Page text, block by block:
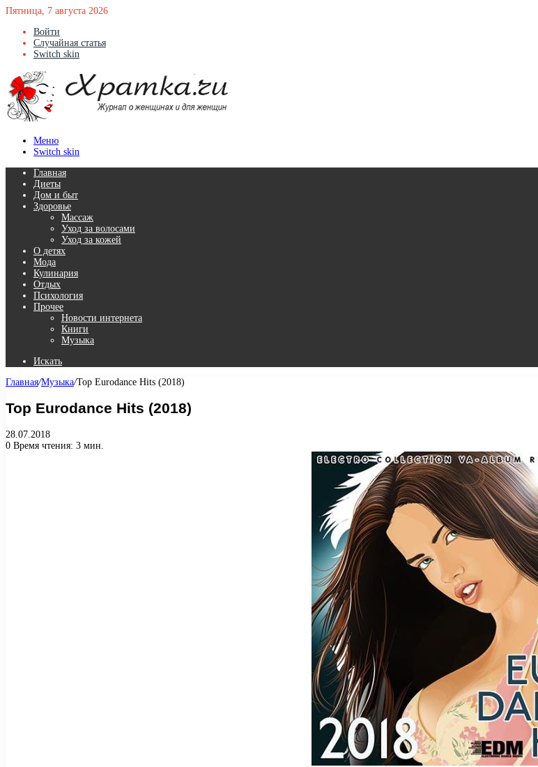
Пятница, 7 августа 2026
Войти
Случайная статья
Switch skin
Меню
Switch skin
Главная
Диеты
Дом и быт
Здоровье
Массаж
Уход за волосами
Уход за кожей
О детях
Мода
Кулинария
Отдых
Психология
Прочее
Новости интернета
Книги
Музыка
Искать
Главная/Музыка/Top Eurodance Hits (2018)
Top Eurodance Hits (2018)
28.07.2018
0 Время чтения: 3 мин.